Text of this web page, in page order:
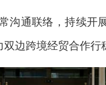
通联络，持续开
边跨境经贸合作行